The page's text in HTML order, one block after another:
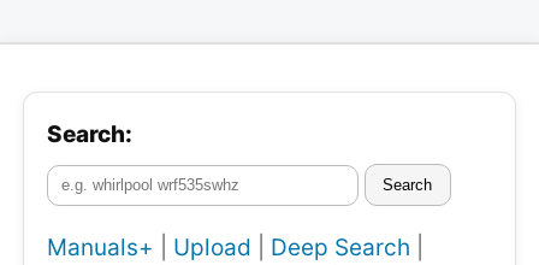
Search:
Search
Manuals+ Upload Deep Search